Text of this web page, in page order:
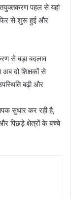
पहल से यहां
फिर से शुरू हुई और
से बड़ा बदलाव
अब दो शिक्षकों से
बढ़ी और
सुधार कर रही है,
पिछड़े क्षेत्रों के बच्चे